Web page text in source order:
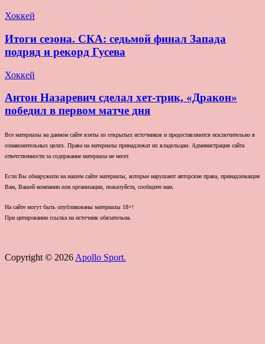
Хоккей
Итоги сезона. СКА: седьмой финал Запада
подряд и рекорд Гусева
Хоккей
Антон Назаревич сделал хет-трик, «Дракон»
победил в первом матче дня
Все материалы на данном сайте взяты из открытых источников и предоставляются исключительно в
ознакомительных целях. Права на материалы принадлежат их владельцам. Администрация сайта
ответственности за содержание материала не несет.
Если Вы обнаружили на нашем сайте материалы, которые нарушают авторские права, принадлежащие
Вам, Вашей компании или организации, пожалуйста, сообщите нам.
На сайте могут быть опубликованы материалы 18+!
При цитировании ссылка на источник обязательна.
Copyright © 2026 Apollo Sport.